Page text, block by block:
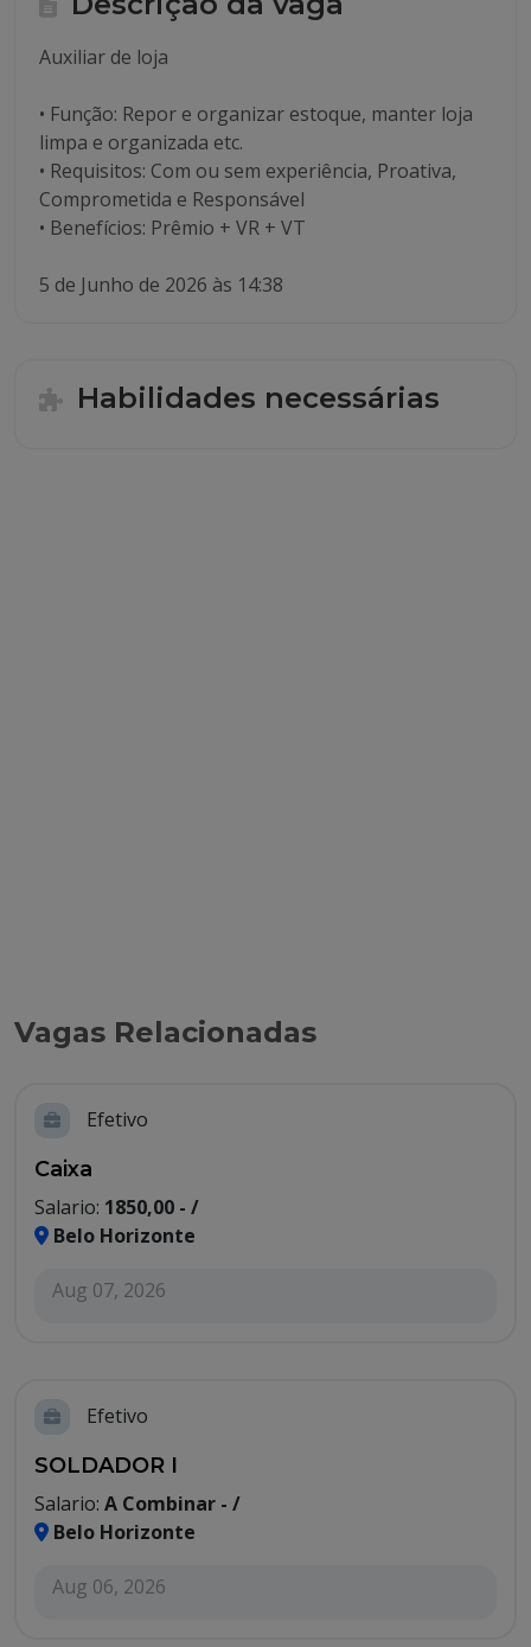
Auxiliar de loja
• Função: Repor e organizar estoque, manter loja
limpa e organizada etc.
• Requisitos: Com ou sem experiência, Proativa,
Comprometida e Responsável
• Benefícios: Prêmio + VR + VT
5 de Junho de 2026 às 14:38
Habilidades necessárias
Vagas Relacionadas
Efetivo
Caixa
Salario: 1850,00 - /
Belo Horizonte
Aug 07, 2026
Efetivo
SOLDADOR I
Salario: A Combinar - /
Belo Horizonte
Aug 06, 2026